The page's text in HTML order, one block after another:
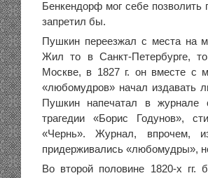
Бенкендорф мог себе позволить
запретил бы.
Пушкин переезжал с места на
Жил то в Санкт-Петербурге,
Москве, в 1827 г. он вместе с
«любомудров» начал издавать
Пушкин напечатал в журнале
трагедии «Борис Годунов»,
«Чернь». Журнал, впрочем,
придерживались «любомудры»,
Во второй половине 1820-х